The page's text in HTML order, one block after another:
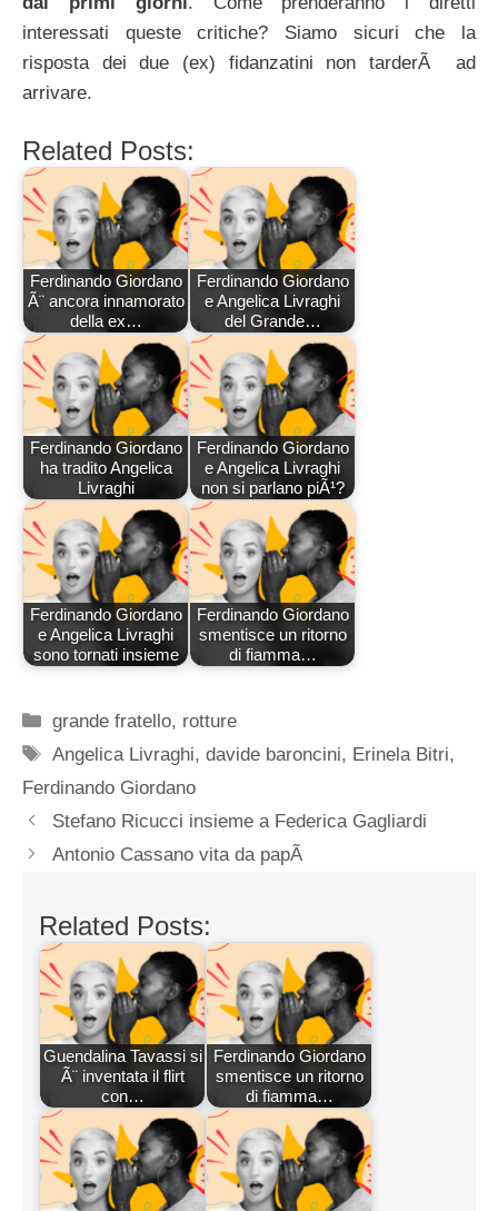
interessati queste critiche? Siamo sicuri che la
risposta dei due (ex) fidanzatini non tarderÃ ad
arrivare.
Related Posts:
Ferdinando Giordano
Ã¨ ancora innamorato
della ex…
Ferdinando Giordano
e Angelica Livraghi
del Grande…
Ferdinando Giordano
ha tradito Angelica
Livraghi
Ferdinando Giordano
e Angelica Livraghi
non si parlano piÃ¹?
Ferdinando Giordano
e Angelica Livraghi
sono tornati insieme
Ferdinando Giordano
smentisce un ritorno
di fiamma…
Categorie
grande fratello, rotture
Tag
Angelica Livraghi,davide baroncini, Erinela Bitri,
Ferdinando Giordano
Stefano Ricucci insieme a Federica Gagliardi
Antonio Cassano vita da papÃ
Related Posts:
Guendalina Tavassi si
Ã¨ inventata il flirt
con…
Ferdinando Giordano
smentisce un ritorno
di fiamma…